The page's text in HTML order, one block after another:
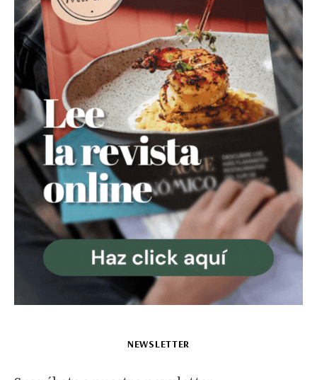
NEWSLETTER